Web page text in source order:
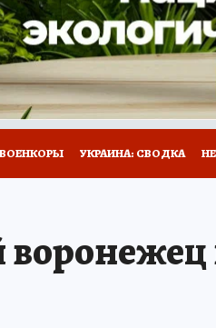
НОВОЕ НА САЙТЕ
ВОЕНКОРЫ УКРАИНА: СВОДКА